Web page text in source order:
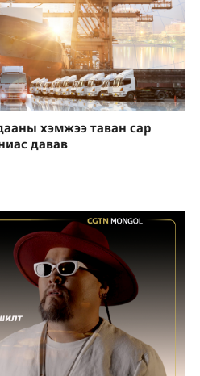
хэмжээ таван сар
давав